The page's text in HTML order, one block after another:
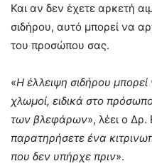
Και αν δεν έχετε αρκετή
σιδήρου, αυτό μπορεί να
του προσώπου σας.
«Η έλλειψη σιδήρου
χλωμοί, ειδικά στο
των βλεφάρων», λέει ο Δρ.
παρατηρήσετε ένα
που δεν υπήρχε πριν».